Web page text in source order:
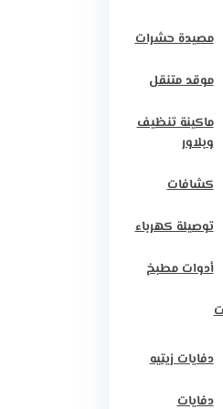
مصيدة حشرات
موقد متنقل
ماكينة تنظيف
وبلاور
كشافات
توصيلة كهرباء
أدوات مطبخ
دفايات زيتيه
دفايات